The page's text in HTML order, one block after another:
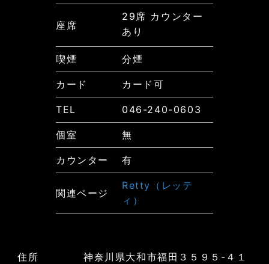
座席
29席 カウンター
あり
喫煙 分煙
カード カード可
TEL 046-240-0603
個室 無
カウンター 有
関連ページ
Retty（レッテ
ィ）
住所 神奈川県大和市福田３５９５-４１